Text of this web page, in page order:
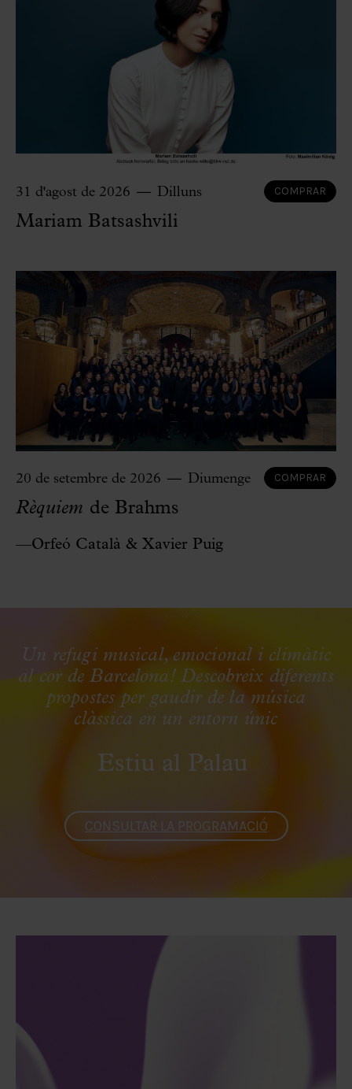
31 d'agost de 2026 Dilluns COMPRAR
Mariam Batsashvili
20 de setembre de 2026 Diumenge COMPRAR
Rèquiem de Brahms
—Orfeó Català & Xavier Puig
Un refugi musical, emocional i climàtic
al cor de Barcelona! Descobreix diferents
propostes per gaudir de la música
clàssica en un entorn únic
Estiu al Palau
CONSULTAR LA PROGRAMACIÓ